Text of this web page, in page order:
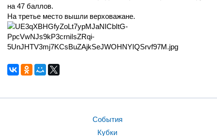
на 47 баллов.
На третье место вышли верховажане.
События
Кубки